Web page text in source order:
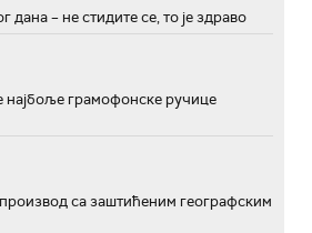
дана – не стидите се, то је здраво
најбоље грамофонске ручице
са заштићеним географским